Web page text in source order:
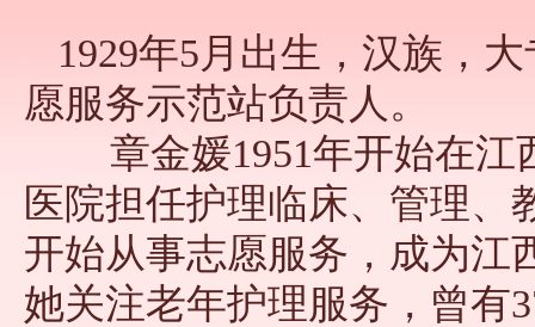
1929年5月出生，汉族，
愿服务示范站负责人。
章金媛1951年开始在江
医院担任护理临床、管理、
开始从事志愿服务，成为江
她关注老年护理服务，曾有